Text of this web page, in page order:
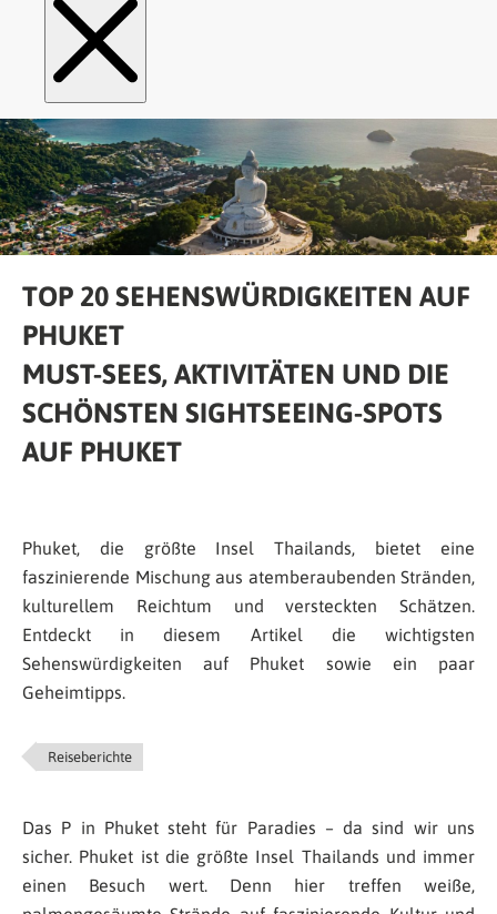
TOP 20 SEHENSWÜRDIGKEITEN AUF
PHUKET
MUST-SEES, AKTIVITÄTEN UND DIE
SCHÖNSTEN SIGHTSEEING-SPOTS
AUF PHUKET
Phuket, die größte Insel Thailands, bietet eine
faszinierende Mischung aus atemberaubenden Stränden,
kulturellem Reichtum und versteckten Schätzen.
Entdeckt in diesem Artikel die wichtigsten
Sehenswürdigkeiten auf Phuket sowie ein paar
Geheimtipps.
Reiseberichte
Das P in Phuket steht für Paradies – da sind wir uns
sicher. Phuket ist die größte Insel Thailands und immer
einen Besuch wert. Denn hier treffen weiße,